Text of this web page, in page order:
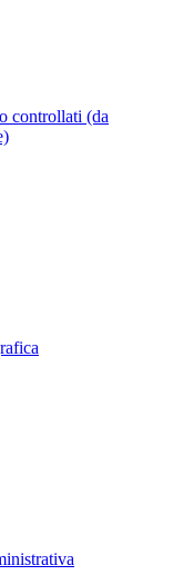
controllati (da